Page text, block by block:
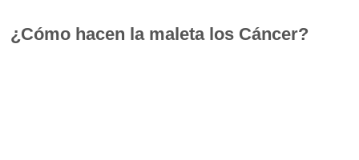
¿Cómo hacen la maleta los Cáncer?